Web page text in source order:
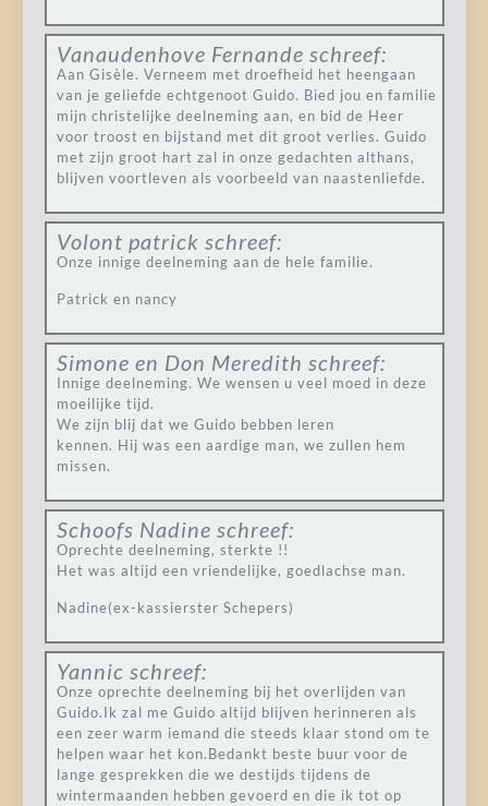
Vanaudenhove Fernande schreef:
Aan Gisèle. Verneem met droefheid het heengaan
van je geliefde echtgenoot Guido. Bied jou en familie
mijn christelijke deelneming aan, en bid de Heer
voor troost en bijstand met dit groot verlies. Guido
met zijn groot hart zal in onze gedachten althans,
blijven voortleven als voorbeeld van naastenliefde.
Volont patrick schreef:
Onze innige deelneming aan de hele familie.
Patrick en nancy
Simone en Don Meredith schreef:
Innige deelneming. We wensen u veel moed in deze
moeilijke tijd.
We zijn blij dat we Guido bebben leren
kennen. Hij was een aardige man, we zullen hem
missen.
Schoofs Nadine schreef:
Oprechte deelneming, sterkte !!
Het was altijd een vriendelijke, goedlachse man.
Nadine(ex-kassierster Schepers)
Yannic schreef:
Onze oprechte deelneming bij het overlijden van
Guido.Ik zal me Guido altijd blijven herinneren als
een zeer warm iemand die steeds klaar stond om te
helpen waar het kon.Bedankt beste buur voor de
lange gesprekken die we destijds tijdens de
wintermaanden hebben gevoerd en die ik tot op